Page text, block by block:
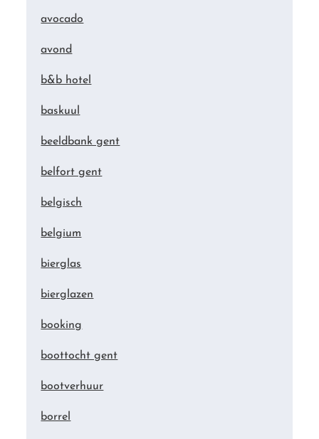
avocado
avond
b&b hotel
baskuul
beeldbank gent
belfort gent
belgisch
belgium
bierglas
bierglazen
booking
boottocht gent
bootverhuur
borrel